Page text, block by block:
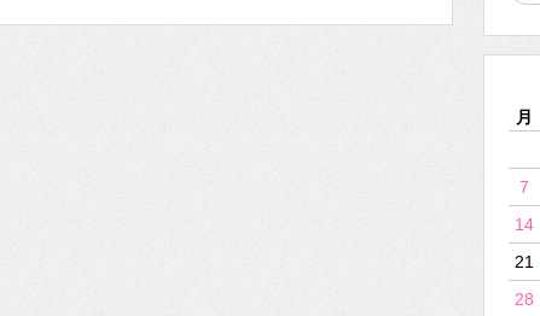
月
7
14
21
28